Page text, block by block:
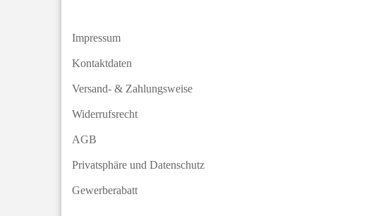
Impressum
Kontaktdaten
Versand- & Zahlungsweise
Widerrufsrecht
AGB
Privatsphäre und Datenschutz
Gewerberabatt